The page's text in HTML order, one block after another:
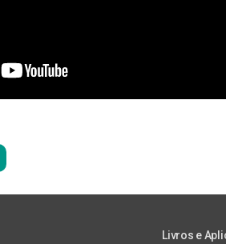
Livros e